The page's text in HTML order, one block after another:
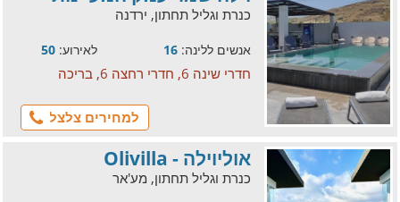
כנרת וגליל תחתון, ירדנה
אנשים ללינה: 16 לאירוע: 50
חדרי שינה 6, חדרי רחצה 6, בריכה
למחירים צלצל
אוליוילה - Olivilla
כנרת וגליל תחתון, מע'אר